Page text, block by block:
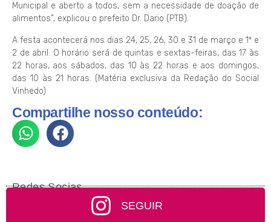
Municipal e aberto a todos, sem a necessidade de doação de
alimentos”, explicou o prefeito Dr. Dario (PTB).
A festa acontecerá nos dias 24, 25, 26, 30 e 31 de março e 1º e
2 de abril. O horário será de quintas e sextas-feiras, das 17 às
22 horas, aos sábados, das 10 às 22 horas e aos domingos,
das 10 às 21 horas. (Matéria exclusiva da Redação do Social
Vinhedo)
Compartilhe nosso conteúdo:
Redes Socias
SEGUIR